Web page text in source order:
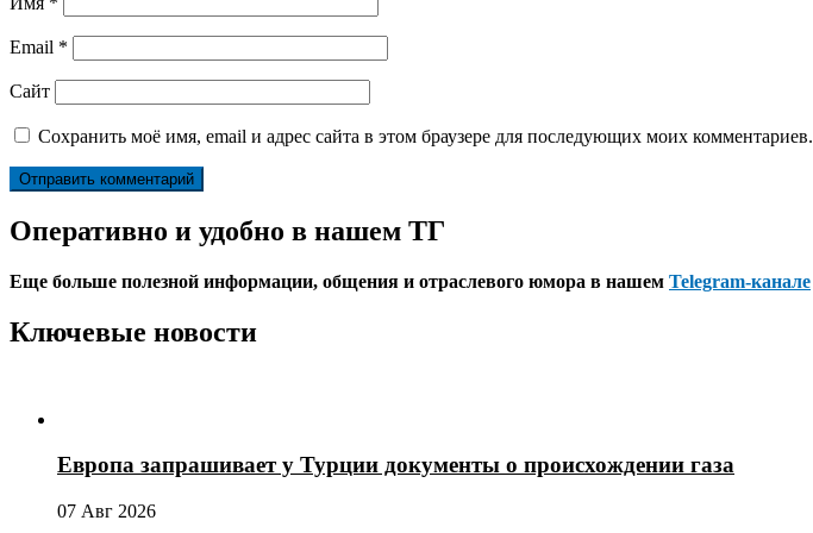
Email *
Сайт
Сохранить моё имя, email и адрес сайта в этом браузере для последующих моих комментариев.
Оперативно и удобно в нашем ТГ
Еще больше полезной информации, общения и отраслевого юмора в нашем Telegram-канале
Ключевые новости
Европа запрашивает у Турции документы о происхождении газа
07 Авг 2026